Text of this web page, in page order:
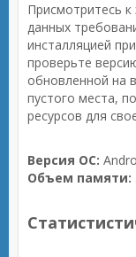
Присмотритесь к
данных
инсталляцией
проверьте
обновленной на
пустого места,
ресурсов для
Версия ОС:
Объем памяти: